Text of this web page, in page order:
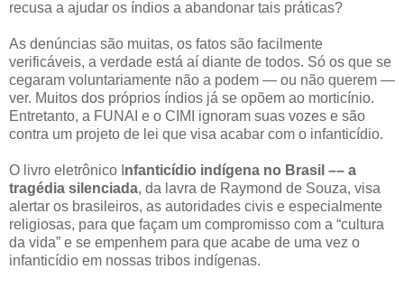
recusa a ajudar os índios a abandonar tais práticas?
As denúncias são muitas, os fatos são facilmente
verificáveis, a verdade está aí diante de todos. Só os que se
cegaram voluntariamente não a podem — ou não querem —
ver. Muitos dos próprios índios já se opõem ao morticínio.
Entretanto, a FUNAI e o CIMI ignoram suas vozes e são
contra um projeto de lei que visa acabar com o infanticídio.
O livro eletrônico I nfanticídio indígena no Brasil –– a
tragédia silenciada, da lavra de Raymond de Souza, visa
alertar os brasileiros, as autoridades civis e especialmente
religiosas, para que façam um compromisso com a “cultura
da vida” e se empenhem para que acabe de uma vez o
infanticídio em nossas tribos indígenas.